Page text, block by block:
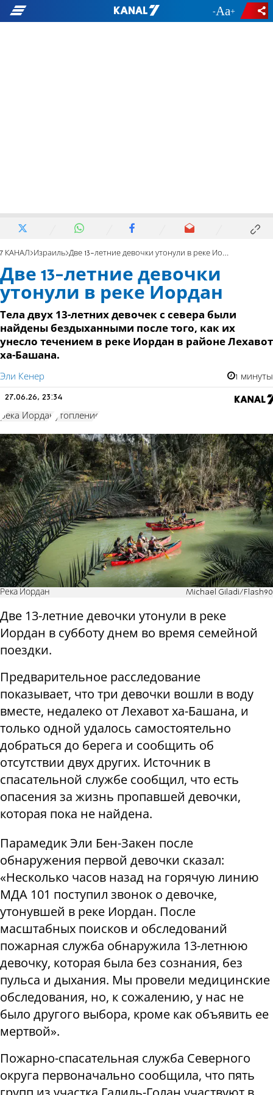
- +
7 КАНАЛ Израиль Две 13-летние девочки утонули в реке Иордан
Две 13-летние девочки
утонули в реке Иордан
Тела двух 13-летних девочек с севера были
найдены бездыханными после того, как их
унесло течением в реке Иордан в районе Лехавот
ха-Башана.
Эли Кенер 1 минуты
27.06.26, 23:34
река Иордан утопление
Река Иордан Michael Giladi/Flash90
Две 13-летние девочки утонули в реке
Иордан в субботу днем во время семейной
поездки.
Предварительное расследование
показывает, что три девочки вошли в воду
вместе, недалеко от Лехавот ха-Башана, и
только одной удалось самостоятельно
добраться до берега и сообщить об
отсутствии двух других. Источник в
спасательной службе сообщил, что есть
опасения за жизнь пропавшей девочки,
которая пока не найдена.
Парамедик Эли Бен-Закен после
обнаружения первой девочки сказал:
«Несколько часов назад на горячую линию
МДА 101 поступил звонок о девочке,
утонувшей в реке Иордан. После
масштабных поисков и обследований
пожарная служба обнаружила 13-летнюю
девочку, которая была без сознания, без
пульса и дыхания. Мы провели медицинские
обследования, но, к сожалению, у нас не
было другого выбора, кроме как объявить ее
мертвой».
Пожарно-спасательная служба Северного
округа первоначально сообщила, что пять